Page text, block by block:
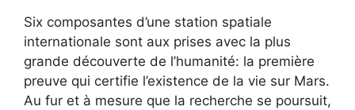
Six composantes d’une station spatiale
internationale sont aux prises avec la plus
grande découverte de l’humanité: la première
preuve qui certifie l’existence de la vie sur Mars.
Au fur et à mesure que la recherche se poursuit,